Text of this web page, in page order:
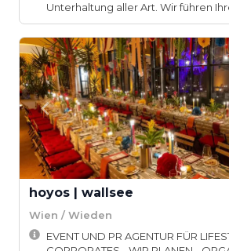
Unterhaltung aller Art. Wir führen
hoyos | wallsee
Wien / Wieden
EVENT UND PR AGENTUR FÜR